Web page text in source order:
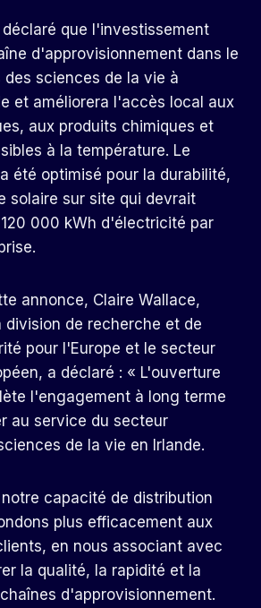
déclaré que l'investissement
d'approvisionnement dans le
sciences de la vie à
et améliorera l'accès local aux
aux produits chimiques et
à la température. Le
été optimisé pour la durabilité,
solaire sur site qui devrait
000 kWh d'électricité par
annonce, Claire Wallace,
division de recherche et de
pour l'Europe et le secteur
a déclaré : « L'ouverture
l'engagement à long terme
au service du secteur
de la vie en Irlande.
capacité de distribution
plus efficacement aux
en nous associant avec
la qualité, la rapidité et la
d'approvisionnement.